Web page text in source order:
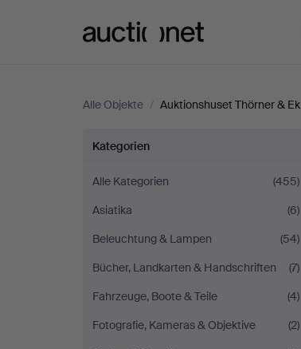
Alle Objekte / Auktionshuset Thörner & Ek
Alle
Objekte
bei
Auktionshuset
Thörner
&
Kategorien
Alle Kategorien
(455)
Asiatika
(6)
Beleuchtung & Lampen
(54)
Bücher, Landkarten & Handschriften
(7)
Fahrzeuge, Boote & Teile
(4)
Fotografie, Kameras & Objektive
(2)